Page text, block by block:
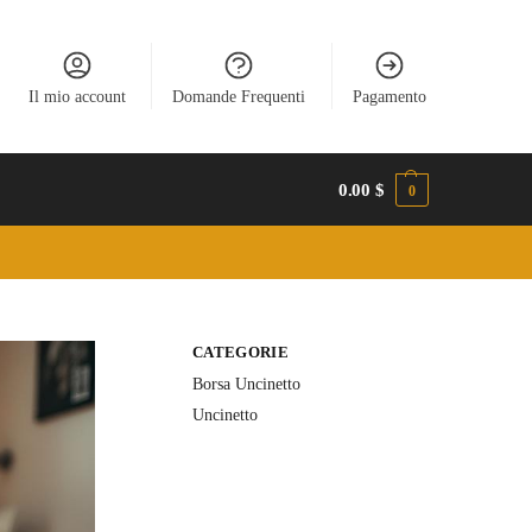
Il mio account Domande Frequenti Pagamento
0.00$ 0
CATEGORIE
Borsa Uncinetto
Uncinetto